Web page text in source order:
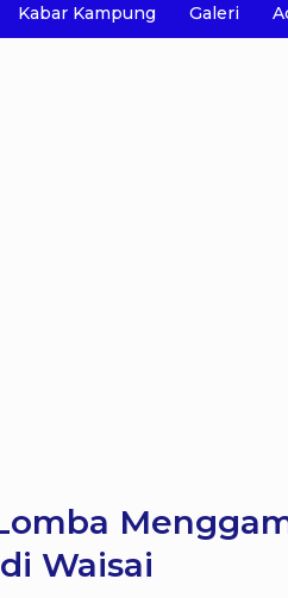
Kabar Kampung Galeri
Waisai